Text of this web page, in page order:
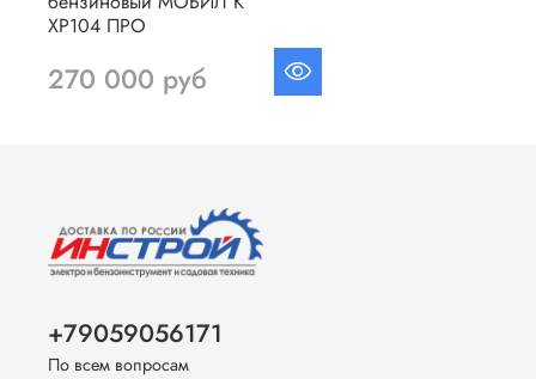
XP104 ПРО
270 000 руб
+79059056171
По всем вопросам